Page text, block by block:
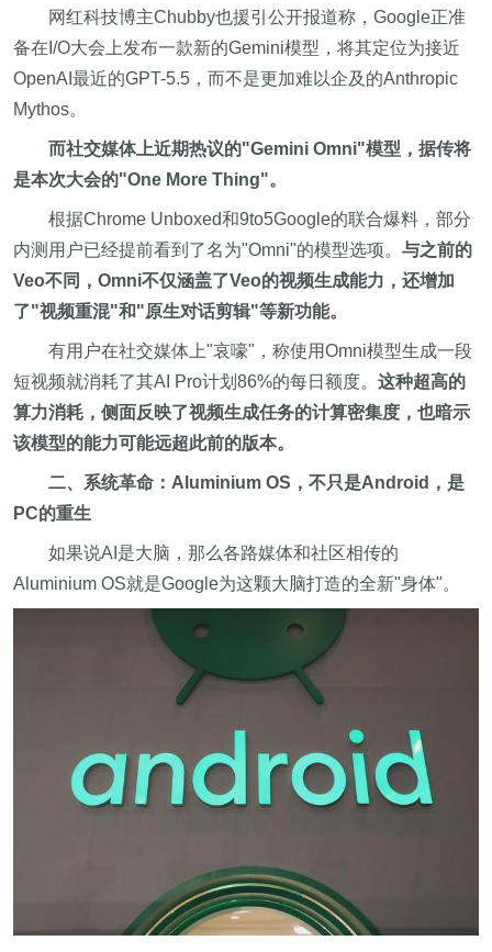
网红科技博主Chubby也援引公开报道称，Google正准
备在I/O大会上发布一款新的Gemini模型，将其定位为接近
OpenAI最近的GPT-5.5，而不是更加难以企及的Anthropic
Mythos。
而社交媒体上近期热议的"Gemini Omni"模型，据传将
是本次大会的"One More Thing"。
根据Chrome Unboxed和9to5Google的联合爆料，部分
内测用户已经提前看到了名为"Omni"的模型选项。 与之前的
Veo不同，Omni不仅涵盖了Veo的视频生成能力，还增加
了"视频重混"和"原生对话剪辑"等新功能。
有用户在社交媒体上"哀嚎"，称使用Omni模型生成一段
短视频就消耗了其AI Pro计划86%的每日额度。 这种超高的
算力消耗，侧面反映了视频生成任务的计算密集度，也暗示
该模型的能力可能远超此前的版本。
二、系统革命：Aluminium OS，不只是Android，是
PC的重生
如果说AI是大脑，那么各路媒体和社区相传的
Aluminium OS就是Google为这颗大脑打造的全新"身体"。